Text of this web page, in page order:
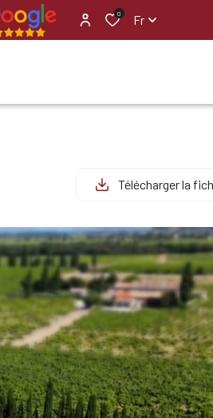
0 Fr
Télécharger la